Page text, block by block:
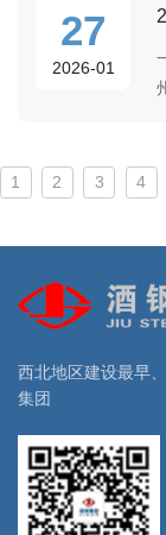
27
2026-01
1 2 3 4
西北地区建设最早
集团